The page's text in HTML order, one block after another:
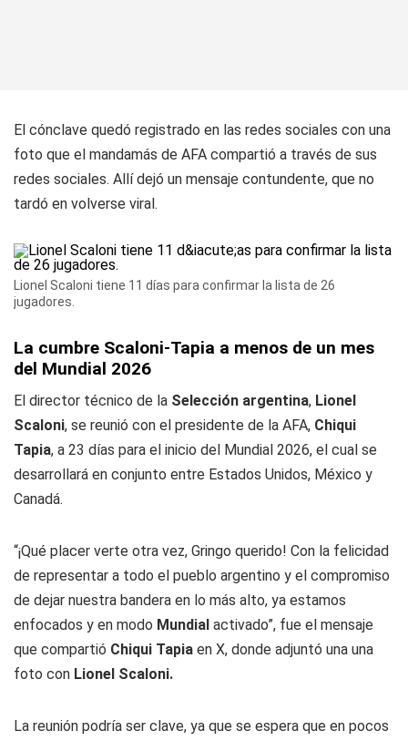
El cónclave quedó registrado en las redes sociales con una
foto que el mandamás de AFA compartió a través de sus
redes sociales. Allí dejó un mensaje contundente, que no
tardó en volverse viral.
Lionel Scaloni tiene 11 días para confirmar la lista de 26
jugadores.
La cumbre Scaloni-Tapia a menos de un mes
del Mundial 2026
El director técnico de la Selección argentina, Lionel
Scaloni, se reunió con el presidente de la AFA, Chiqui
Tapia, a 23 días para el inicio del Mundial 2026, el cual se
desarrollará en conjunto entre Estados Unidos, México y
Canadá.
“¡Qué placer verte otra vez, Gringo querido! Con la felicidad
de representar a todo el pueblo argentino y el compromiso
de dejar nuestra bandera en lo más alto, ya estamos
enfocados y en modo Mundial activado”, fue el mensaje
que compartió Chiqui Tapia en X, donde adjuntó una una
foto con Lionel Scaloni.
La reunión podría ser clave, ya que se espera que en pocos